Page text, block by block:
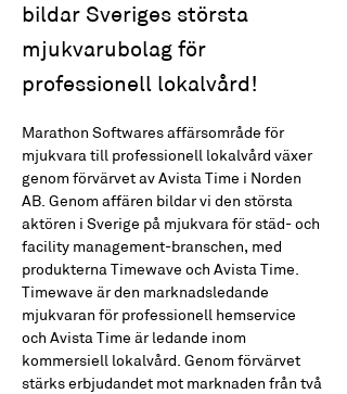
bildar Sveriges största
mjukvarubolag för
professionell lokalvård!
Marathon Softwares affärsområde för
mjukvara till professionell lokalvård växer
genom förvärvet av Avista Time i Norden
AB. Genom affären bildar vi den största
aktören i Sverige på mjukvara för städ- och
facility management-branschen, med
produkterna Timewave och Avista Time.
Timewave är den marknadsledande
mjukvaran för professionell hemservice
och Avista Time är ledande inom
kommersiell lokalvård. Genom förvärvet
stärks erbjudandet mot marknaden från två